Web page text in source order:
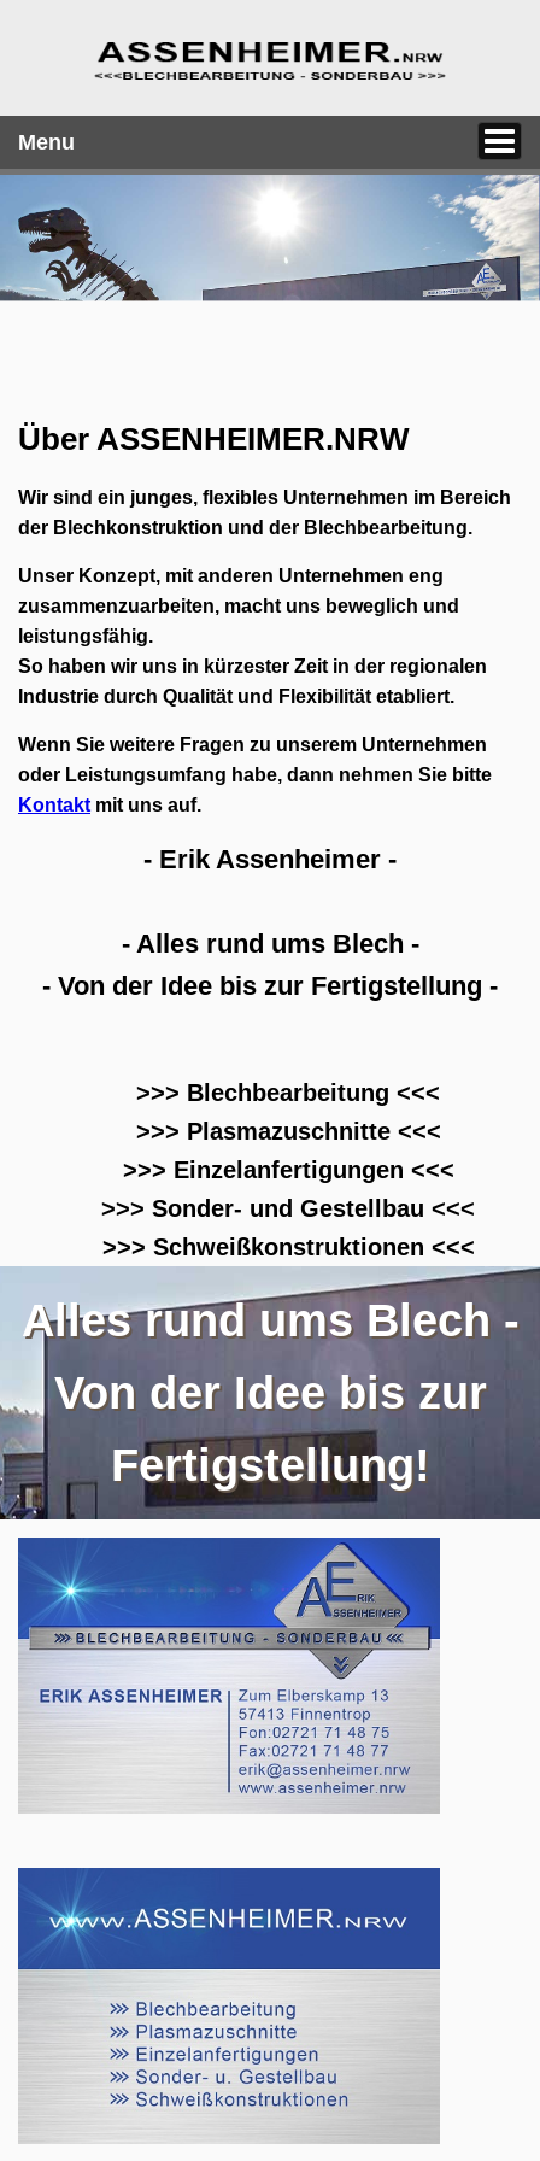
Menu
Über ASSENHEIMER.NRW
Wir sind ein junges, flexibles Unternehmen im Bereich
der Blechkonstruktion und der Blechbearbeitung.
Unser Konzept, mit anderen Unternehmen eng
zusammenzuarbeiten, macht uns beweglich und
leistungsfähig.
So haben wir uns in kürzester Zeit in der regionalen
Industrie durch Qualität und Flexibilität etabliert.
Wenn Sie weitere Fragen zu unserem Unternehmen
oder Leistungsumfang habe, dann nehmen Sie bitte
Kontakt mit uns auf.
- Erik Assenheimer -
- Alles rund ums Blech -
- Von der Idee bis zur Fertigstellung -
>>> Blechbearbeitung <<<
>>> Plasmazuschnitte <<<
>>> Einzelanfertigungen <<<
>>> Sonder- und Gestellbau <<<
>>> Schweißkonstruktionen <<<
Alles rund ums Blech -
Von der Idee bis zur
Fertigstellung!